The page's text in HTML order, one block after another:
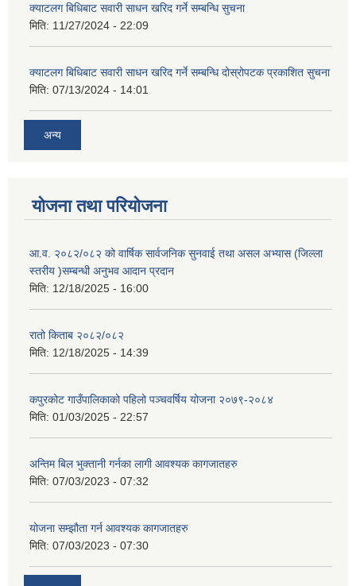
क्याटलग बिधिबाट सवारी साधन खरिद गर्ने सम्बन्धि सुचना
मिति: 11/27/2024 - 22:09
क्याटलग बिधिबाट सवारी साधन खरिद गर्ने सम्बन्धि दोस्रोपटक प्रकाशित सुचना
मिति: 07/13/2024 - 14:01
अन्य
योजना तथा परियोजना
आ.व. २०८२/०८२ को वार्षिक सार्वजनिक सुनवाई तथा असल अभ्यास (जिल्ला
स्तरीय )सम्बन्धी अनुभव आदान प्रदान
मिति: 12/18/2025 - 16:00
रातो किताब २०८२/०८२
मिति: 12/18/2025 - 14:39
कपुरकोट गाउँपालिकाको पहिलो पञ्चवर्षिय योजना २०७९-२०८४
मिति: 01/03/2025 - 22:57
अन्तिम बिल भुक्तानी गर्नका लागी आवश्यक कागजातहरु
मिति: 07/03/2023 - 07:32
योजना सम्झौता गर्न आवश्यक कागजातहरु
मिति: 07/03/2023 - 07:30